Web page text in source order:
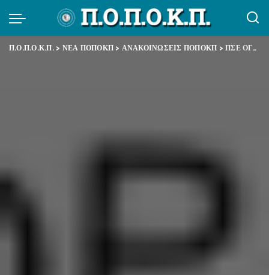
Π.Ο.Π.Ο.Κ.Π.> ΝΕΑ ΠΟΠΟΚΠ > ΑΝΑΚΟΙΝΩΣΕΙΣ ΠΟΠΟΚΠ >ΠΣΕ ΟΓΑ ΓΙΑ ΑΠΕΡΓΙΑ – ΑΠΟΧΗ ΑΠΟ ΤΗΝ ΑΞΙΟΛΟΓΗΣΗ